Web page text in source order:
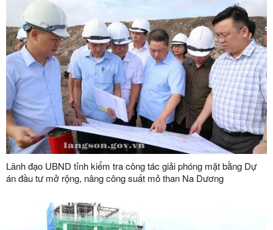
Lãnh đạo UBND tỉnh kiểm tra công tác giải phóng mặt bằng Dự
án đầu tư mở rộng, nâng công suất mỏ than Na Dương